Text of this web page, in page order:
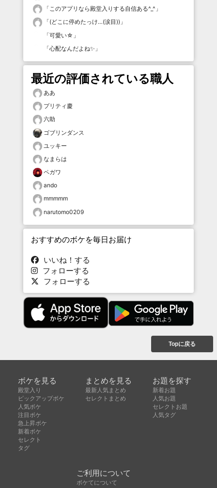
「このアプリなら殿堂入りする自信ある^_^ 」
「(どこに停めたっけ…(涙目)) 」
「可愛い☆ 」
「心配なんだよね✨ 」
最近の評価されている職人
ああ
プリティ慶
六助
ゴブリンダンス
ユッキー
なまらは
ペガワ
ando
mmmmm
narutomo0209
おすすめのボケを毎日お届け
いいね！する
フォローする
フォローする
Topに戻る
ボケを見る
殿堂入り
ピックアップボケ
人気ボケ
注目ボケ
急上昇ボケ
新着ボケ
セレクト
タグ
まとめを見る
最新人気まとめ
セレクトまとめ
お題を探す
新着お題
人気お題
セレクトお題
人気タグ
ご利用について
ボケてについて